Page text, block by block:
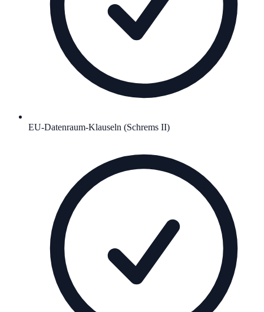
EU-Datenraum-Klauseln (Schrems II)